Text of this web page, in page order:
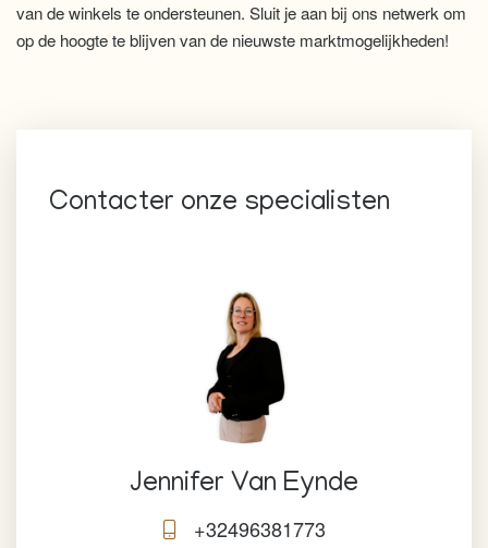
van de winkels te ondersteunen. Sluit je aan bij ons netwerk om
op de hoogte te blijven van de nieuwste marktmogelijkheden!
Contacter onze specialisten
Jennifer Van Eynde
+32496381773